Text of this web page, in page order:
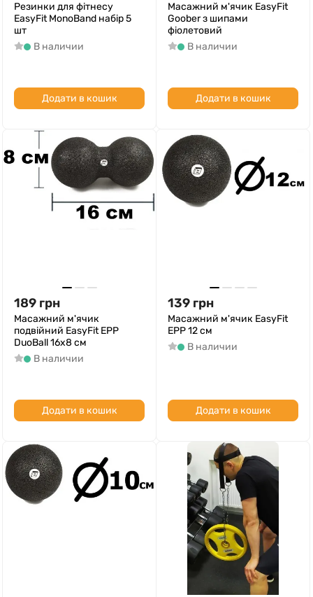
Резинки для фітнесу
EasyFit MonoBand набір 5
шт
В наличии
Додати в кошик
Масажний м'ячик EasyFit
Goober з шипами
фіолетовий
В наличии
Додати в кошик
189 грн
Масажний м'ячик
подвійний EasyFit EPP
DuoBall 16x8 см
В наличии
Додати в кошик
139 грн
Масажний м'ячик EasyFit
EPP 12 см
В наличии
Додати в кошик